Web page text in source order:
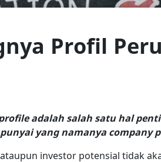
Profil
adalah salah satu hal
yang namanya company
investor potensial tidak